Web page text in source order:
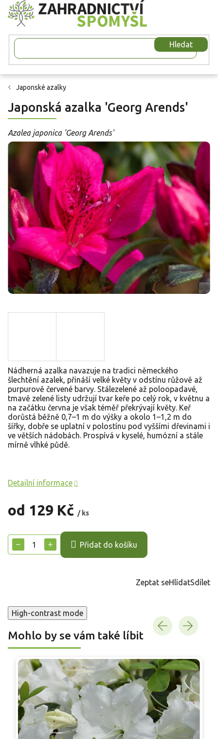
Přejít
na
obsah
Hledat
Japonské azalky
Japonská azalka 'Georg Arends'
Azalea japonica 'Georg Arends'
od 129 Kč / ks
cena:
+
− Přidat do košíku
Nádherná azalka navazuje na tradici německého
šlechtění azalek, přináší velké květy v odstínu růžově až
purpurově červené barvy. Stálezelené až poloopadavé,
tmavě zelené listy udržují tvar keře po celý rok, v květnu a
na začátku června je však téměř překrývají květy. Keř
dorůstá běžně 0,7–1 m do výšky a okolo 1–1,2 m do
šířky, dobře se uplatní v polostínu pod vyššími dřevinami i
ve větších nádobách. Prospívá v kyselé, humózní a stále
mírně vlhké půdě.
Detailní informace
Zeptat seHlídatSdílet
High-contrast mode
Mohlo by se vám také líbit